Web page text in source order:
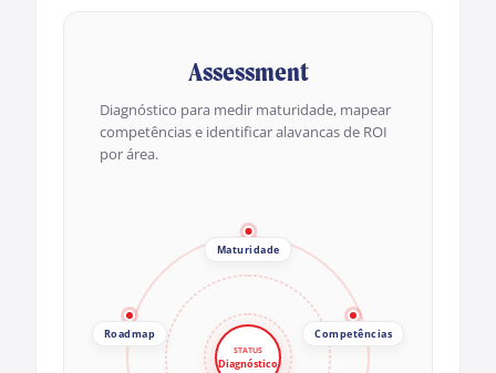
Assessment
Diagnóstico para medir maturidade, mapear
competências e identificar alavancas de ROI
por área.
STATUS
Diagnóstico
Maturidade
Competências
Roadmap